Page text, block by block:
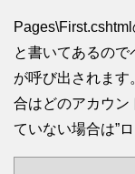
と書いてあるので
が呼び出されま
合はどのアカウン
ていない場合は”